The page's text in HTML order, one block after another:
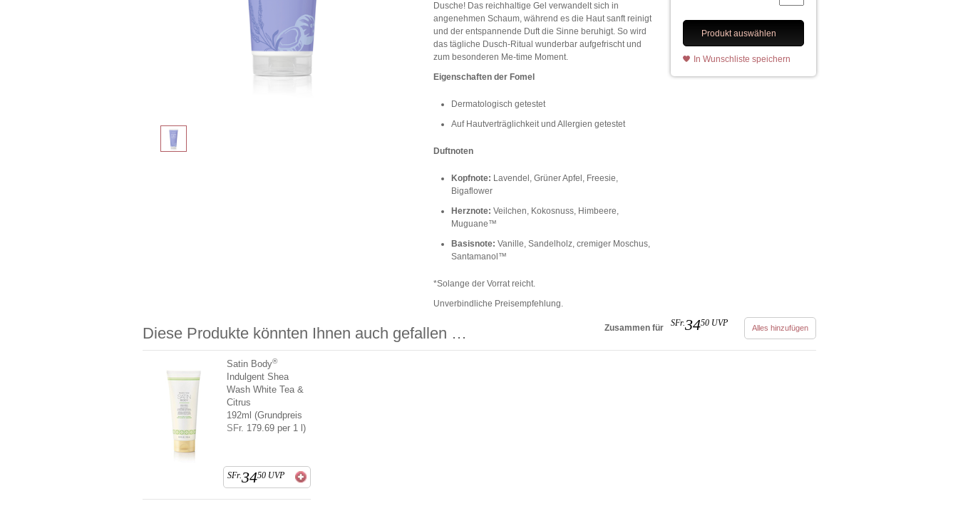
Produkt auswählen
In Wunschliste speichern
Dusche! Das reichhaltige Gel verwandelt sich in
angenehmen Schaum, während es die Haut sanft reinigt
und der entspannende Duft die Sinne beruhigt. So wird
das tägliche Dusch-Ritual wunderbar aufgefrischt und
zum besonderen Me-time Moment.
Eigenschaften der Fomel
Dermatologisch getestet
Auf Hautverträglichkeit und Allergien getestet
Duftnoten
Kopfnote: Lavendel, Grüner Apfel, Freesie,
Bigaflower
Herznote: Veilchen, Kokosnuss, Himbeere,
Muguane™
Basisnote: Vanille, Sandelholz, cremiger Moschus,
Santamanol™
*Solange der Vorrat reicht.
Unverbindliche Preisempfehlung.
Diese Produkte könnten Ihnen auch gefallen … Zusammen für SFr.3450 UVP Alles hinzufügen
Satin Body®
Indulgent Shea
Wash White Tea &
Citrus
192ml (Grundpreis
SFr. 179.69 per 1 l)
SFr.3450 UVP